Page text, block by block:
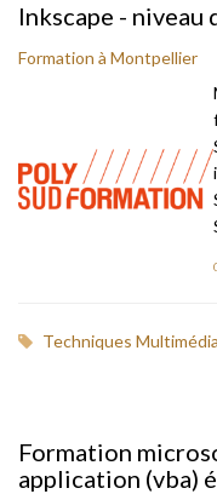
Inkscape -
Formation à Montpellier
Techniques Multimédia
Formation
application (vba)